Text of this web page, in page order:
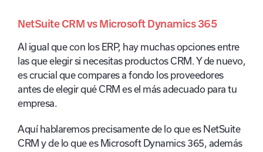
NetSuite CRM vs Microsoft Dynamics 365
Al igual que con los ERP, hay muchas opciones entre
las que elegir si necesitas productos CRM. Y de nuevo,
es crucial que compares a fondo los proveedores
antes de elegir qué CRM es el más adecuado para tu
empresa.
Aquí hablaremos precisamente de lo que es NetSuite
CRM y de lo que es Microsoft Dynamics 365, además